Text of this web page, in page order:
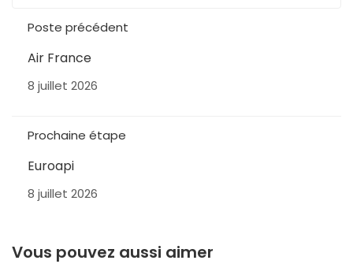
Poste précédent
Air France
8 juillet 2026
Prochaine étape
Euroapi
8 juillet 2026
Vous pouvez aussi aimer